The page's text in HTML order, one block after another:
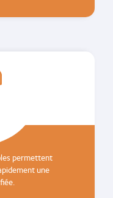
permettent
une